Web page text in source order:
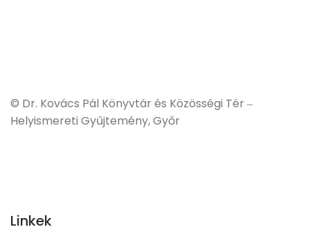
© Dr. Kovács Pál Könyvtár és Közösségi Tér –
Helyismereti Gyűjtemény, Győr
Linkek